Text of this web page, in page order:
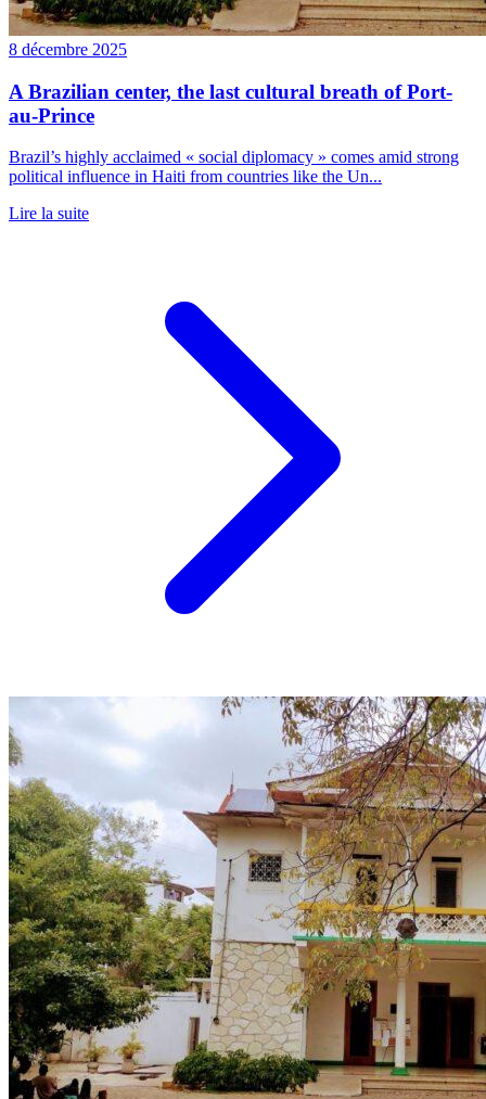
8 décembre 2025
A Brazilian center, the last cultural breath of Port-
au-Prince
Brazil’s highly acclaimed « social diplomacy » comes amid strong
political influence in Haiti from countries like the Un...
Lire la suite